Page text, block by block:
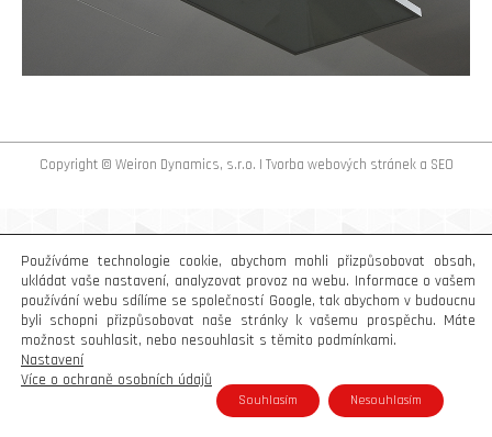
Copyright © Weiron Dynamics, s.r.o. | Tvorba webových stráneka SEO
Používáme technologie cookie, abychom mohli přizpůsobovat obsah,
ukládat vaše nastavení, analyzovat provoz na webu. Informace o vašem
používání webu sdílíme se společností Google, tak abychom v budoucnu
byli schopni přizpůsobovat naše stránky k vašemu prospěchu. Máte
možnost souhlasit, nebo nesouhlasit s těmito podmínkami.
Nastavení
Více o ochraně osobních údajů
Souhlasím Nesouhlasím